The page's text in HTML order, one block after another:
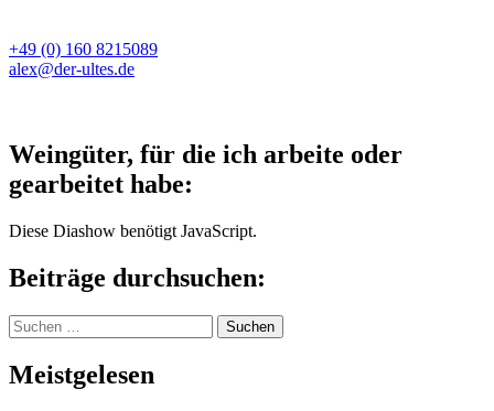
+49 (0) 160 8215089
alex@der-ultes.de
Weingüter, für die ich arbeite oder
gearbeitet habe:
Diese Diashow benötigt JavaScript.
Beiträge durchsuchen:
Suchen
nach:
Meistgelesen